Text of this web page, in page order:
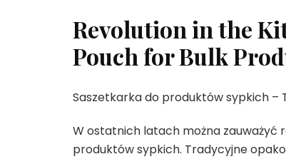
Revolution in the
Pouch for Bulk
Saszetkarka do produktów sypkich –
W ostatnich latach można zauważyć
produktów sypkich. Tradycyjne